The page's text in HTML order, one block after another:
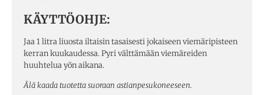
KÄYTTÖOHJE:
Jaa 1 litra liuosta iltaisin tasaisesti jokaiseen viemäripisteen
kerran kuukaudessa. Pyri välttämään viemäreiden
huuhtelua yön aikana.
Älä kaada tuotetta suoraan astianpesukoneeseen.